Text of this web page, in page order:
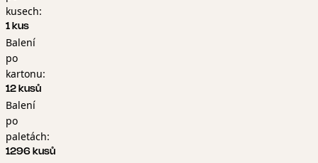
kusech:
1 kus
Balení
po
kartonu:
12 kusů
Balení
po
paletách:
1296 kusů